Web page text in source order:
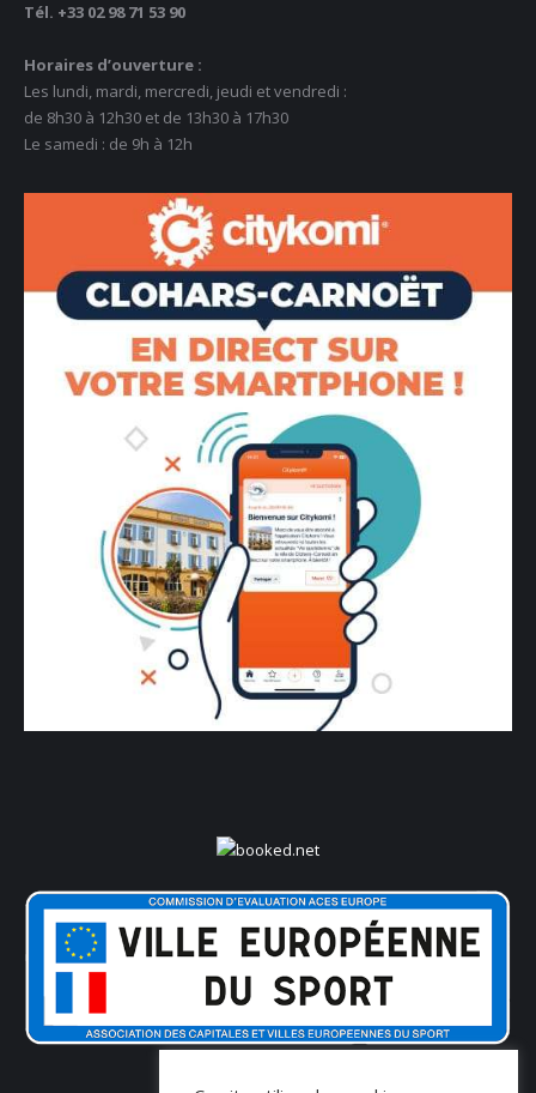
Tél. +33 02 98 71 53 90
Horaires d’ouverture :
Les lundi, mardi, mercredi, jeudi et vendredi :
de 8h30 à 12h30 et de 13h30 à 17h30
Le samedi : de 9h à 12h